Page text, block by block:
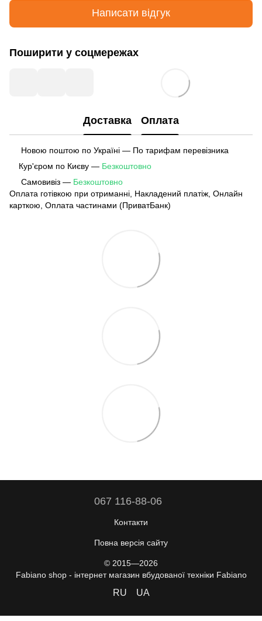
Написати відгук
Поширити у соцмережах
Доставка Оплата
Новою поштою по Україні — По тарифам перевізника
Кур'єром по Києву — Безкоштовно
Самовивіз — Безкоштовно
Оплата готівкою при отриманні, Накладений платіж, Онлайн
карткою, Оплата частинами (ПриватБанк)
067 116-88-06
Контакти
Повна версія сайту
© 2015—2026
Fabiano shop - інтернет магазин вбудованої техніки Fabiano
RU UA